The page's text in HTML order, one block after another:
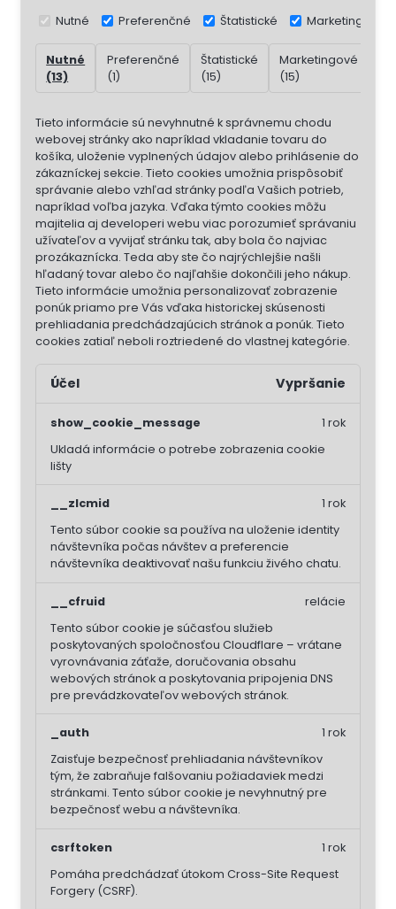
Nutné Preferenčné Štatistické Marketingové
Nutné
(13)
Preferenčné
(1)
Štatistické
(15)
Marketingové
(15)
Tieto informácie sú nevyhnutné k správnemu chodu
webovej stránky ako napríklad vkladanie tovaru do
košíka, uloženie vyplnených údajov alebo prihlásenie do
zákazníckej sekcie. Tieto cookies umožnia prispôsobiť
správanie alebo vzhľad stránky podľa Vašich potrieb,
napríklad voľba jazyka. Vďaka týmto cookies môžu
majitelia aj developeri webu viac porozumieť správaniu
užívateľov a vyvijať stránku tak, aby bola čo najviac
prozákaznícka. Teda aby ste čo najrýchlejšie našli
hľadaný tovar alebo čo najľahšie dokončili jeho nákup.
Tieto informácie umožnia personalizovať zobrazenie
ponúk priamo pre Vás vďaka historickej skúsenosti
prehliadania predchádzajúcich stránok a ponúk. Tieto
cookies zatiaľ neboli roztriedené do vlastnej kategórie.
Účel Vypršanie
show_cookie_message
Ukladá informácie o potrebe zobrazenia cookie
lišty
1 rok
__zlcmid
Tento súbor cookie sa používa na uloženie identity
návštevníka počas návštev a preferencie
návštevníka deaktivovať našu funkciu živého chatu.
1 rok
__cfruid
Tento súbor cookie je súčasťou služieb
poskytovaných spoločnosťou Cloudflare – vrátane
vyrovnávania záťaže, doručovania obsahu
webových stránok a poskytovania pripojenia DNS
pre prevádzkovateľov webových stránok.
relácie
_auth
Zaisťuje bezpečnosť prehliadania návštevníkov
tým, že zabraňuje falšovaniu požiadaviek medzi
stránkami. Tento súbor cookie je nevyhnutný pre
bezpečnosť webu a návštevníka.
1 rok
csrftoken
Pomáha predchádzať útokom Cross-Site Request
Forgery (CSRF).
1 rok